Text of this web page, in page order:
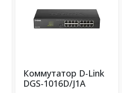
Коммутатор D-Link
DGS-1016D/J1A